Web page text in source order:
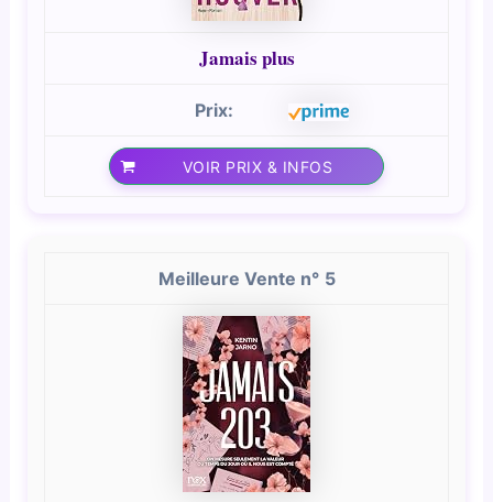
Jamais plus
VOIR PRIX & INFOS
5